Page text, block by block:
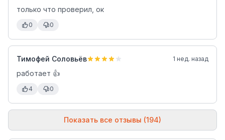
только что проверил, ок
0 0
Тимофей Соловьёв 1 нед. назад
работает 👍
4 0
Показать все отзывы (194)